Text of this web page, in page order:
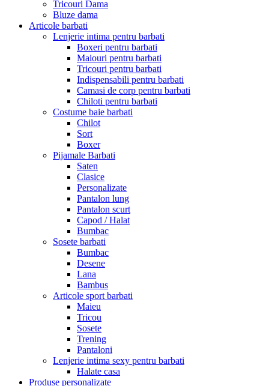
Tricouri Dama
Bluze dama
Articole barbati
Lenjerie intima pentru barbati
Boxeri pentru barbati
Maiouri pentru barbati
Tricouri pentru barbati
Indispensabili pentru barbati
Camasi de corp pentru barbati
Chiloti pentru barbati
Costume baie barbati
Chilot
Sort
Boxer
Pijamale Barbati
Saten
Clasice
Personalizate
Pantalon lung
Pantalon scurt
Capod / Halat
Bumbac
Sosete barbati
Bumbac
Desene
Lana
Bambus
Articole sport barbati
Maieu
Tricou
Sosete
Trening
Pantaloni
Lenjerie intima sexy pentru barbati
Halate casa
Produse personalizate